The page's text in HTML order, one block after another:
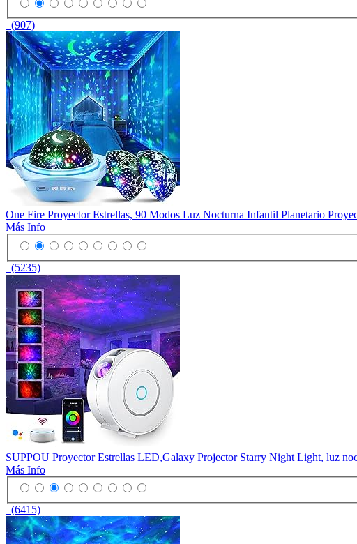
(907)
One Fire Proyector Estrellas, 90 Modos Luz Nocturna Infantil Planetario
Más Info
(5235)
SUPPOU Proyector Estrellas LED,Galaxy Projector Starry Night Light, luz
Más Info
(6415)